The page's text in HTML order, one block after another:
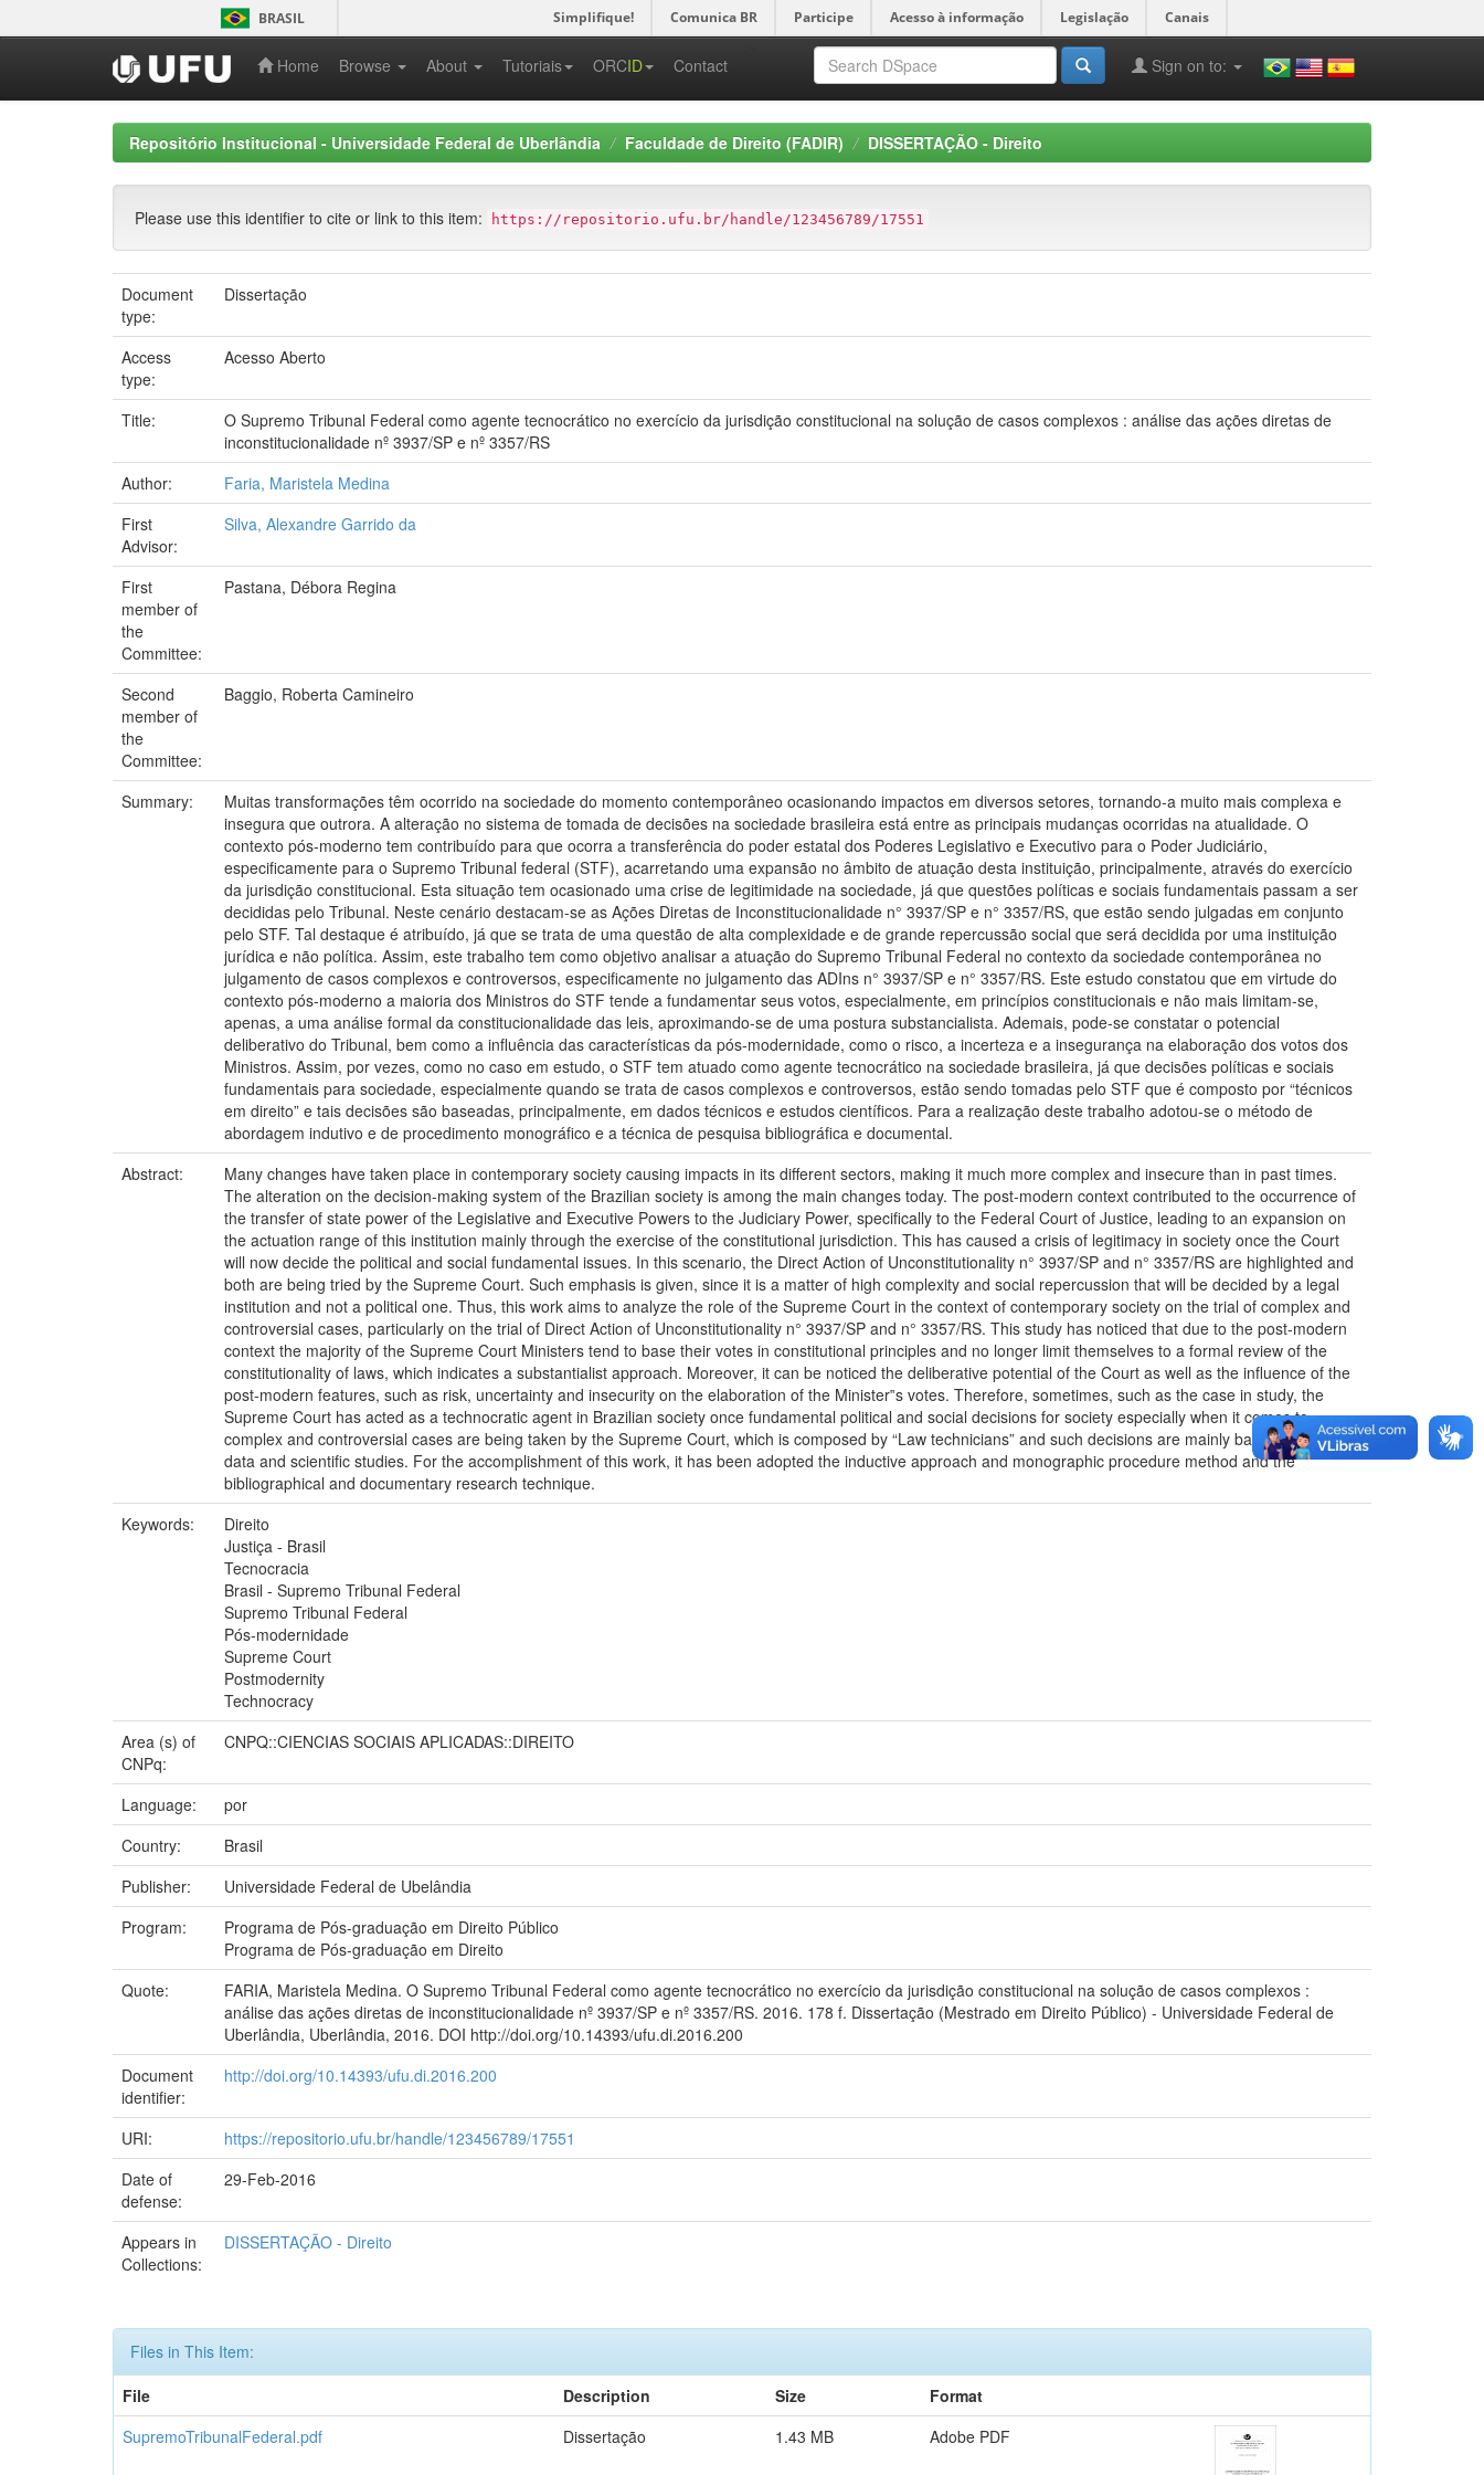
navigation
BRASIL Simplifique! Comunica BR Participe Acesso à informação Legislação Canais
Home Browse About Tutoriais ORCID Contact Sign on to:
Repositório Institucional - Universidade Federal de Uberlândia Faculdade de Direito (FADIR) DISSERTAÇÃO - Direito
Please use this identifier to cite or link to this item: https://repositorio.ufu.br/handle/123456789/17551
Document
type:
Dissertação
Access
type:
Acesso Aberto
Title:
O Supremo Tribunal Federal como agente tecnocrático no exercício da jurisdição constitucional na solução de casos complexos : análise das ações diretas de
inconstitucionalidade nº 3937/SP e nº 3357/RS
Author:
Faria, Maristela Medina
First
Advisor:
Silva, Alexandre Garrido da
First
member of
the
Committee:
Pastana, Débora Regina
Second
member of
the
Committee:
Baggio, Roberta Camineiro
Summary:
Muitas transformações têm ocorrido na sociedade do momento contemporâneo ocasionando impactos em diversos setores, tornando-a muito mais complexa e
insegura que outrora. A alteração no sistema de tomada de decisões na sociedade brasileira está entre as principais mudanças ocorridas na atualidade. O
contexto pós-moderno tem contribuído para que ocorra a transferência do poder estatal dos Poderes Legislativo e Executivo para o Poder Judiciário,
especificamente para o Supremo Tribunal federal (STF), acarretando uma expansão no âmbito de atuação desta instituição, principalmente, através do exercício
da jurisdição constitucional. Esta situação tem ocasionado uma crise de legitimidade na sociedade, já que questões políticas e sociais fundamentais passam a ser
decididas pelo Tribunal. Neste cenário destacam-se as Ações Diretas de Inconstitucionalidade n° 3937/SP e n° 3357/RS, que estão sendo julgadas em conjunto
pelo STF. Tal destaque é atribuído, já que se trata de uma questão de alta complexidade e de grande repercussão social que será decidida por uma instituição
jurídica e não política. Assim, este trabalho tem como objetivo analisar a atuação do Supremo Tribunal Federal no contexto da sociedade contemporânea no
julgamento de casos complexos e controversos, especificamente no julgamento das ADIns n° 3937/SP e n° 3357/RS. Este estudo constatou que em virtude do
contexto pós-moderno a maioria dos Ministros do STF tende a fundamentar seus votos, especialmente, em princípios constitucionais e não mais limitam-se,
apenas, a uma análise formal da constitucionalidade das leis, aproximando-se de uma postura substancialista. Ademais, pode-se constatar o potencial
deliberativo do Tribunal, bem como a influência das características da pós-modernidade, como o risco, a incerteza e a insegurança na elaboração dos votos dos
Ministros. Assim, por vezes, como no caso em estudo, o STF tem atuado como agente tecnocrático na sociedade brasileira, já que decisões políticas e sociais
fundamentais para sociedade, especialmente quando se trata de casos complexos e controversos, estão sendo tomadas pelo STF que é composto por “técnicos
em direito” e tais decisões são baseadas, principalmente, em dados técnicos e estudos científicos. Para a realização deste trabalho adotou-se o método de
abordagem indutivo e de procedimento monográfico e a técnica de pesquisa bibliográfica e documental.
Abstract:
Many changes have taken place in contemporary society causing impacts in its different sectors, making it much more complex and insecure than in past times.
The alteration on the decision-making system of the Brazilian society is among the main changes today. The post-modern context contributed to the occurrence of
the transfer of state power of the Legislative and Executive Powers to the Judiciary Power, specifically to the Federal Court of Justice, leading to an expansion on
the actuation range of this institution mainly through the exercise of the constitutional jurisdiction. This has caused a crisis of legitimacy in society once the Court
will now decide the political and social fundamental issues. In this scenario, the Direct Action of Unconstitutionality n° 3937/SP and n° 3357/RS are highlighted and
both are being tried by the Supreme Court. Such emphasis is given, since it is a matter of high complexity and social repercussion that will be decided by a legal
institution and not a political one. Thus, this work aims to analyze the role of the Supreme Court in the context of contemporary society on the trial of complex and
controversial cases, particularly on the trial of Direct Action of Unconstitutionality n° 3937/SP and n° 3357/RS. This study has noticed that due to the post-modern
context the majority of the Supreme Court Ministers tend to base their votes in constitutional principles and no longer limit themselves to a formal review of the
constitutionality of laws, which indicates a substantialist approach. Moreover, it can be noticed the deliberative potential of the Court as well as the influence of the
post-modern features, such as risk, uncertainty and insecurity on the elaboration of the Minister‟s votes. Therefore, sometimes, such as the case in study, the
Supreme Court has acted as a technocratic agent in Brazilian society once fundamental political and social decisions for society especially when it comes to
complex and controversial cases are being taken by the Supreme Court, which is composed by “Law technicians” and such decisions are mainly based in technical
data and scientific studies. For the accomplishment of this work, it has been adopted the inductive approach and monographic procedure method and the
bibliographical and documentary research technique.
Keywords:
Direito
Justiça - Brasil
Tecnocracia
Brasil - Supremo Tribunal Federal
Supremo Tribunal Federal
Pós-modernidade
Supreme Court
Postmodernity
Technocracy
Area (s) of
CNPq:
CNPQ::CIENCIAS SOCIAIS APLICADAS::DIREITO
Language:
por
Country:
Brasil
Publisher:
Universidade Federal de Ubelândia
Program:
Programa de Pós-graduação em Direito Público
Programa de Pós-graduação em Direito
Quote:
FARIA, Maristela Medina. O Supremo Tribunal Federal como agente tecnocrático no exercício da jurisdição constitucional na solução de casos complexos :
análise das ações diretas de inconstitucionalidade nº 3937/SP e nº 3357/RS. 2016. 178 f. Dissertação (Mestrado em Direito Público) - Universidade Federal de
Uberlândia, Uberlândia, 2016. DOI http://doi.org/10.14393/ufu.di.2016.200
Document
identifier:
http://doi.org/10.14393/ufu.di.2016.200
URI:
https://repositorio.ufu.br/handle/123456789/17551
Date of
defense:
29-Feb-2016
Appears in
Collections:
DISSERTAÇÃO - Direito
Files in This Item:
File
Description Size
Format
SupremoTribunalFederal.pdf
Dissertação 1.43 MB Adobe PDF